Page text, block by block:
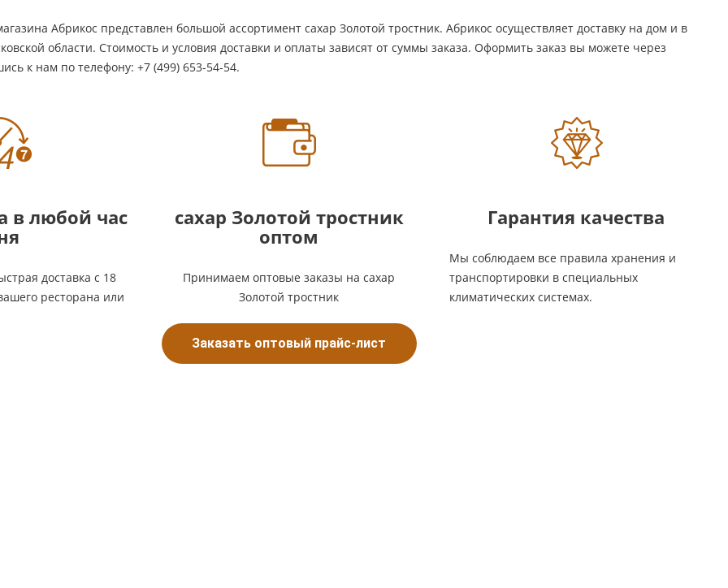
Абрикос представлен большой ассортимент сахар Золотой тростник. Абрикос осуществляет доставку на дом и в
области. Стоимость и условия доставки и оплаты зависят от суммы заказа. Оформить заказ вы можете через
к нам по телефону: +7 (499) 653-54-54.
в любой час
доставка с 18
ресторана или
сахар Золотой тростник
оптом
Принимаем оптовые заказы на сахар
Золотой тростник
Заказать оптовый прайс-лист
Гарантия качества
Мы соблюдаем все правила хранения и
транспортировки в специальных
климатических системах.